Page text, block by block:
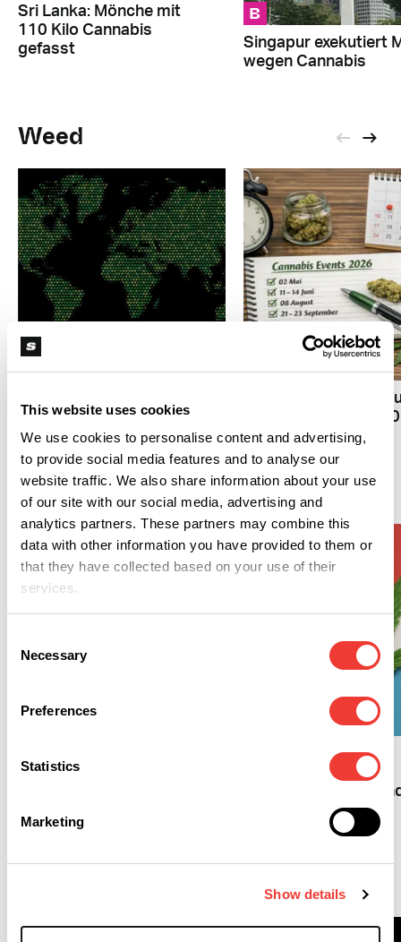
This website uses cookies
We use cookies to personalise content and advertising,
to provide social media features and to analyse our
website traffic. We also share information about your use
of our site with our social media, advertising and
analytics partners. These partners may combine this
data with other information you have provided to them or
that they have collected based on your use of their
services.
Selection
Necessary
Preferences
Statistics
Marketing
Show details
Sri Lanka: Mönche mit
110 Kilo Cannabis
gefasst
B
Singapur exekutiert
wegen Cannabis
Weed
B
F
Volles Programm -
Cannabis-Termine
420
besonderen Datums
Luxemburgs
Cannabisgesetz -
Zwischen Reform